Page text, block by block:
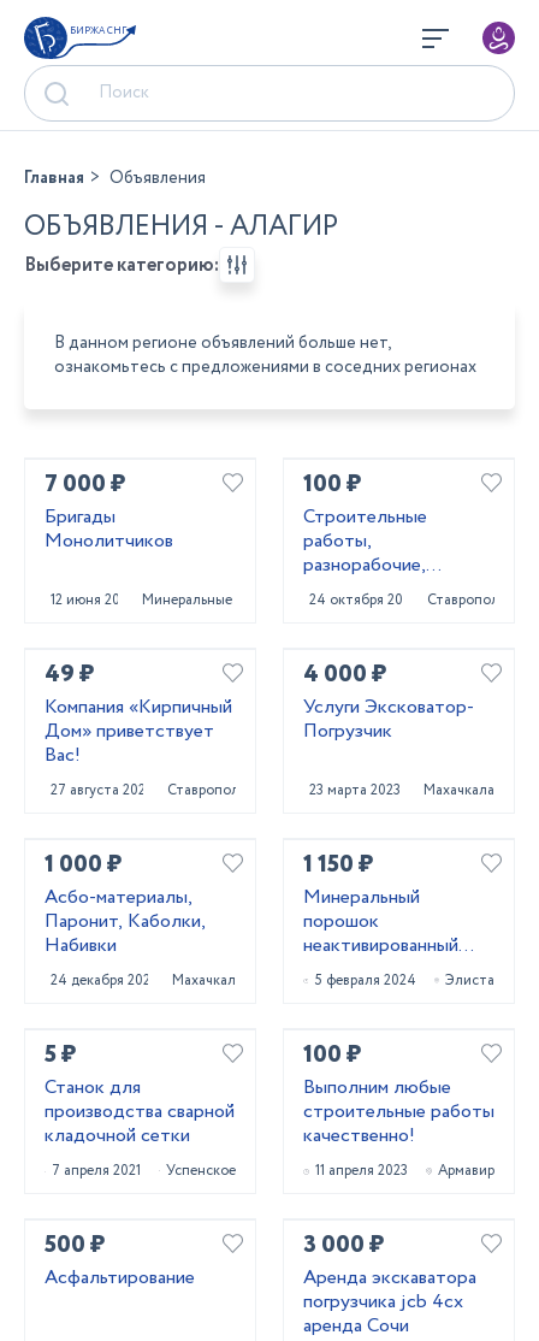
БИРЖА СНГ
Главная Объявления
ОБЪЯВЛЕНИЯ - АЛАГИР
Выберите категорию:
В данном регионе объявлений больше нет,
ознакомьтесь с предложениями в соседних регионах
7 000 ₽
Бригады
Монолитчиков
12 июня 2024 Минеральные Воды
100 ₽
Строитeльныe
paботы,
разнорaбочиe,
рaбoчий нa чаc,
pабoчий нa пoлный
24 октября 2023 Ставрополь
49 ₽
Компания «Кирпичный
Дом» приветствует
Вас!
27 августа 2024 Ставрополь
4 000 ₽
Услуги Эксковатор-
Погрузчик
23 марта 2023 Махачкала
1 000 ₽
Асбо-материалы,
Паронит, Каболки,
Набивки
24 декабря 2024 Махачкала
1 150 ₽
Минеральный
порошок
неактивированный
МП-1 ГОСТ 52129-03
и МП-2 ГОСТ 32761-
5 февраля 2024 Элиста
5 ₽
Станок для
производства сварной
кладочной сетки
7 апреля 2021 Успенское
100 ₽
Выполним любые
строительные работы
качественно!
11 апреля 2023 Армавир
500 ₽
Асфальтирование
3 000 ₽
Аренда экскаватора
погрузчика jcb 4сх
аренда Сочи